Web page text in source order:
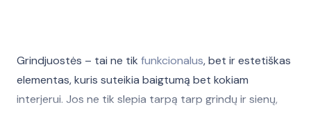
Grindjuostės – tai ne tik funkcionalus, bet ir estetiškas
elementas, kuris suteikia baigtumą bet kokiam
interjerui. Jos ne tik slepia tarpą tarp grindų ir sienų,